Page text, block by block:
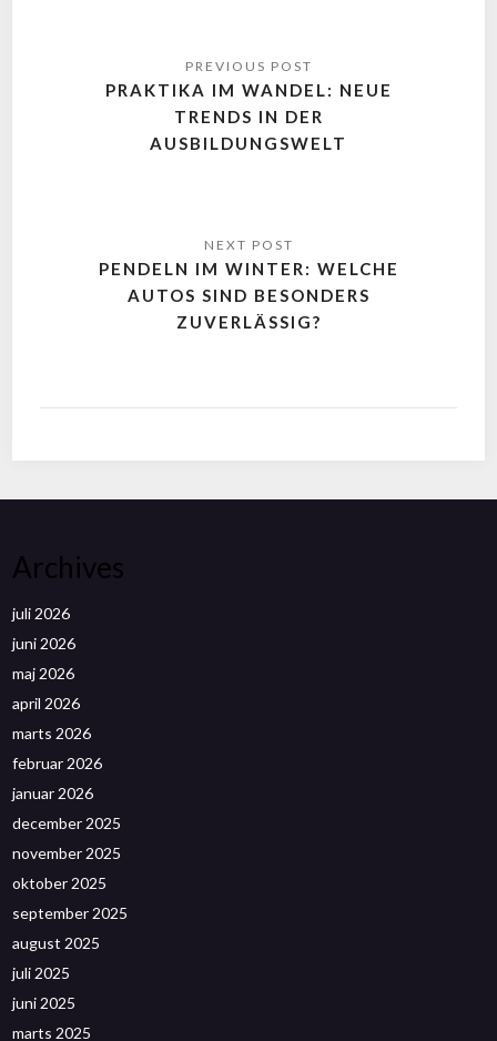
PRAKTIKA IM WANDEL: NEUE
TRENDS IN DER
AUSBILDUNGSWELT
PENDELN IM WINTER: WELCHE
AUTOS SIND BESONDERS
ZUVERLÄSSIG?
Archives
juli 2026
juni 2026
maj 2026
april 2026
marts 2026
februar 2026
januar 2026
december 2025
november 2025
oktober 2025
september 2025
august 2025
juli 2025
juni 2025
marts 2025